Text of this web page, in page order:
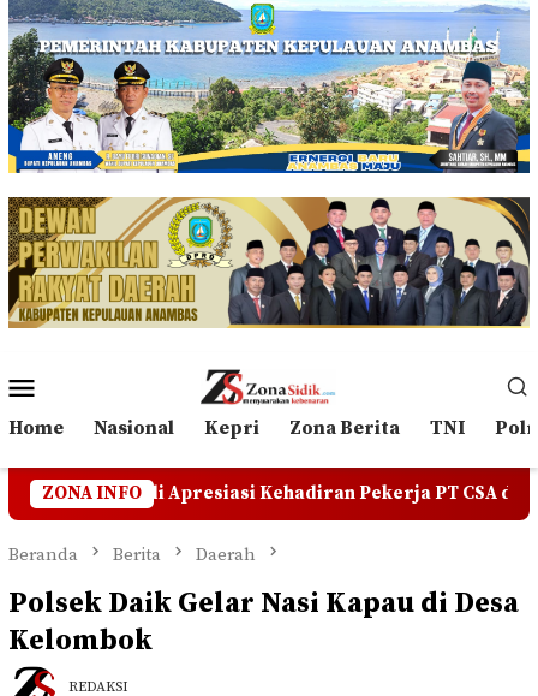
Loncat
ke
konten
Mobile
Home Nasional Kepri Zona Berita TNI
ZONA INFO
Kehadiran Pekerja PT CSA di RDP, Tegaskan Jangan
Beranda Berita Daerah
Polsek Daik Gelar Nasi Kapau di Desa
Kelombok
REDAKSI